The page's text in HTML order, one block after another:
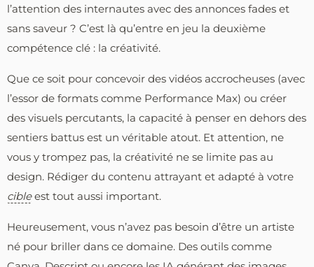
l’attention des internautes avec des annonces fades et
sans saveur ? C’est là qu’entre en jeu la deuxième
compétence clé : la créativité.
Que ce soit pour concevoir des vidéos accrocheuses (avec
l’essor de formats comme Performance Max) ou créer
des visuels percutants, la capacité à penser en dehors des
sentiers battus est un véritable atout. Et attention, ne
vous y trompez pas, la créativité ne se limite pas au
design. Rédiger du contenu attrayant et adapté à votre
cibleest tout aussi important.
Heureusement, vous n’avez pas besoin d’être un artiste
né pour briller dans ce domaine. Des outils comme